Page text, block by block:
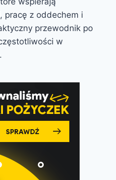
pracę z oddechem i
przewodnik po
w